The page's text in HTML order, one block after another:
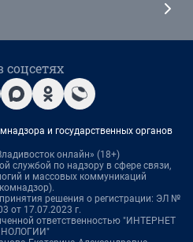
и государственных органов
онлайн» (18+)
службой по надзору в сфере связи,
и массовых коммуникаций
решения о регистрации: ЭЛ №
от 17.07.2023 г.
ответственностью "ИНТЕРНЕТ